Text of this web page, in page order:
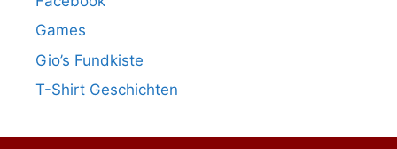
Games
Gio’s Fundkiste
T-Shirt Geschichten